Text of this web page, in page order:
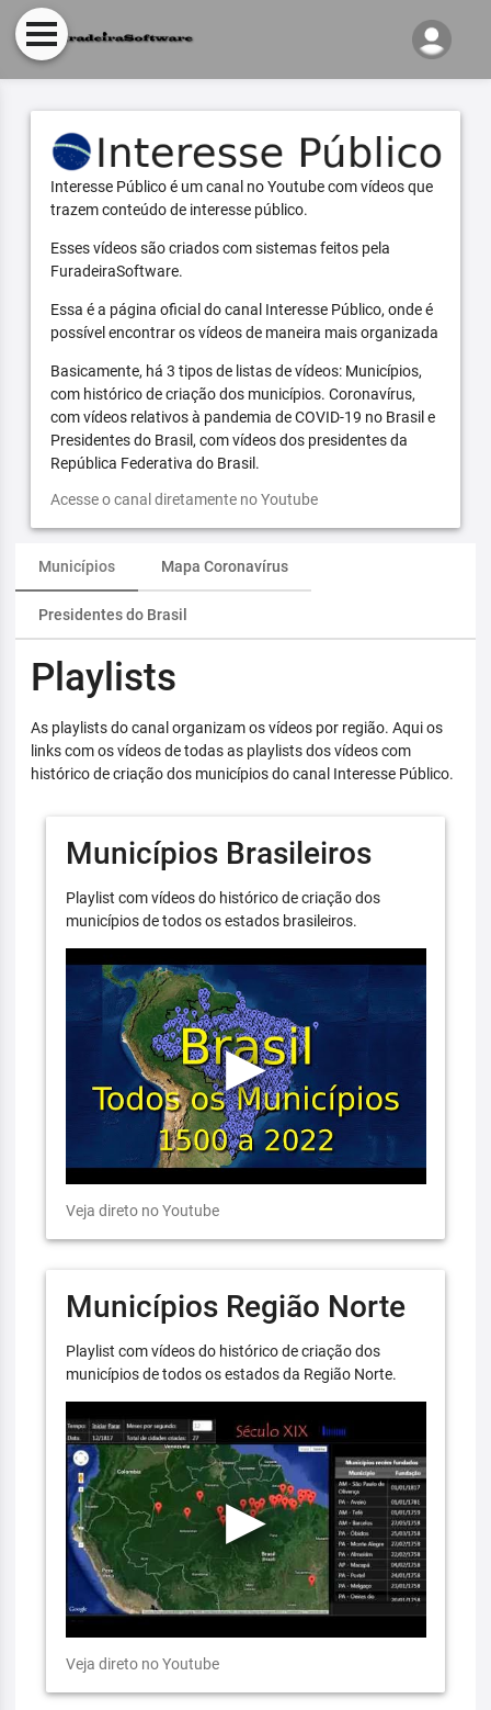
Interesse Público é um canal no Youtube com vídeos que
trazem conteúdo de interesse público.
Esses vídeos são criados com sistemas feitos pela
FuradeiraSoftware.
Essa é a página oficial do canal Interesse Público, onde é
possível encontrar os vídeos de maneira mais organizada
Basicamente, há 3 tipos de listas de vídeos: Municípios,
com histórico de criação dos municípios. Coronavírus,
com vídeos relativos à pandemia de COVID-19 no Brasil e
Presidentes do Brasil, com vídeos dos presidentes da
República Federativa do Brasil.
Acesse o canal diretamente no Youtube
Municípios Mapa Coronavírus
Presidentes do Brasil
Playlists
As playlists do canal organizam os vídeos por região. Aqui os
links com os vídeos de todas as playlists dos vídeos com
histórico de criação dos municípios do canal Interesse Público.
Municípios Brasileiros
Playlist com vídeos do histórico de criação dos
municípios de todos os estados brasileiros.
Veja direto no Youtube
Municípios Região Norte
Playlist com vídeos do histórico de criação dos
municípios de todos os estados da Região Norte.
Veja direto no Youtube